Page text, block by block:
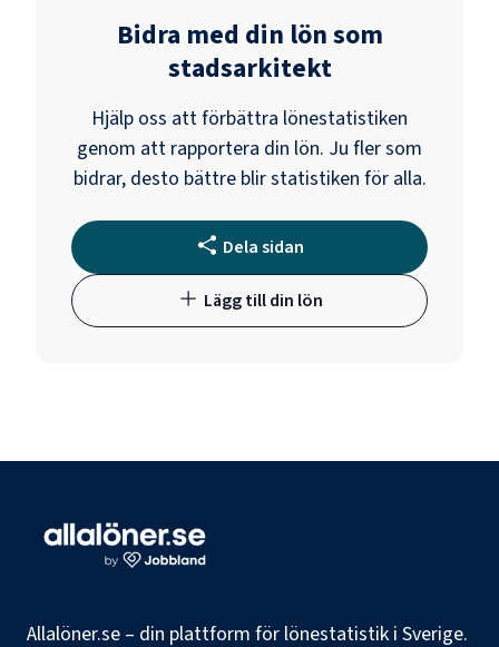
Bidra med din lön som
stadsarkitekt
Hjälp oss att förbättra lönestatistiken
genom att rapportera din lön. Ju fler som
bidrar, desto bättre blir statistiken för alla.
Dela sidan
Lägg till din lön
Allalöner.se – din plattform för lönestatistik i Sverige.